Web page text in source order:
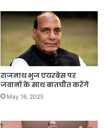
राजनाथ भुज एयरबेस पर
जवानों के साथ बातचीत करेंगे
May 16, 2025